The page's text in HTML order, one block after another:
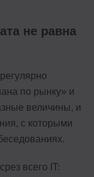
не равна
по рынку» и
величины, и
с которыми
всего IT: